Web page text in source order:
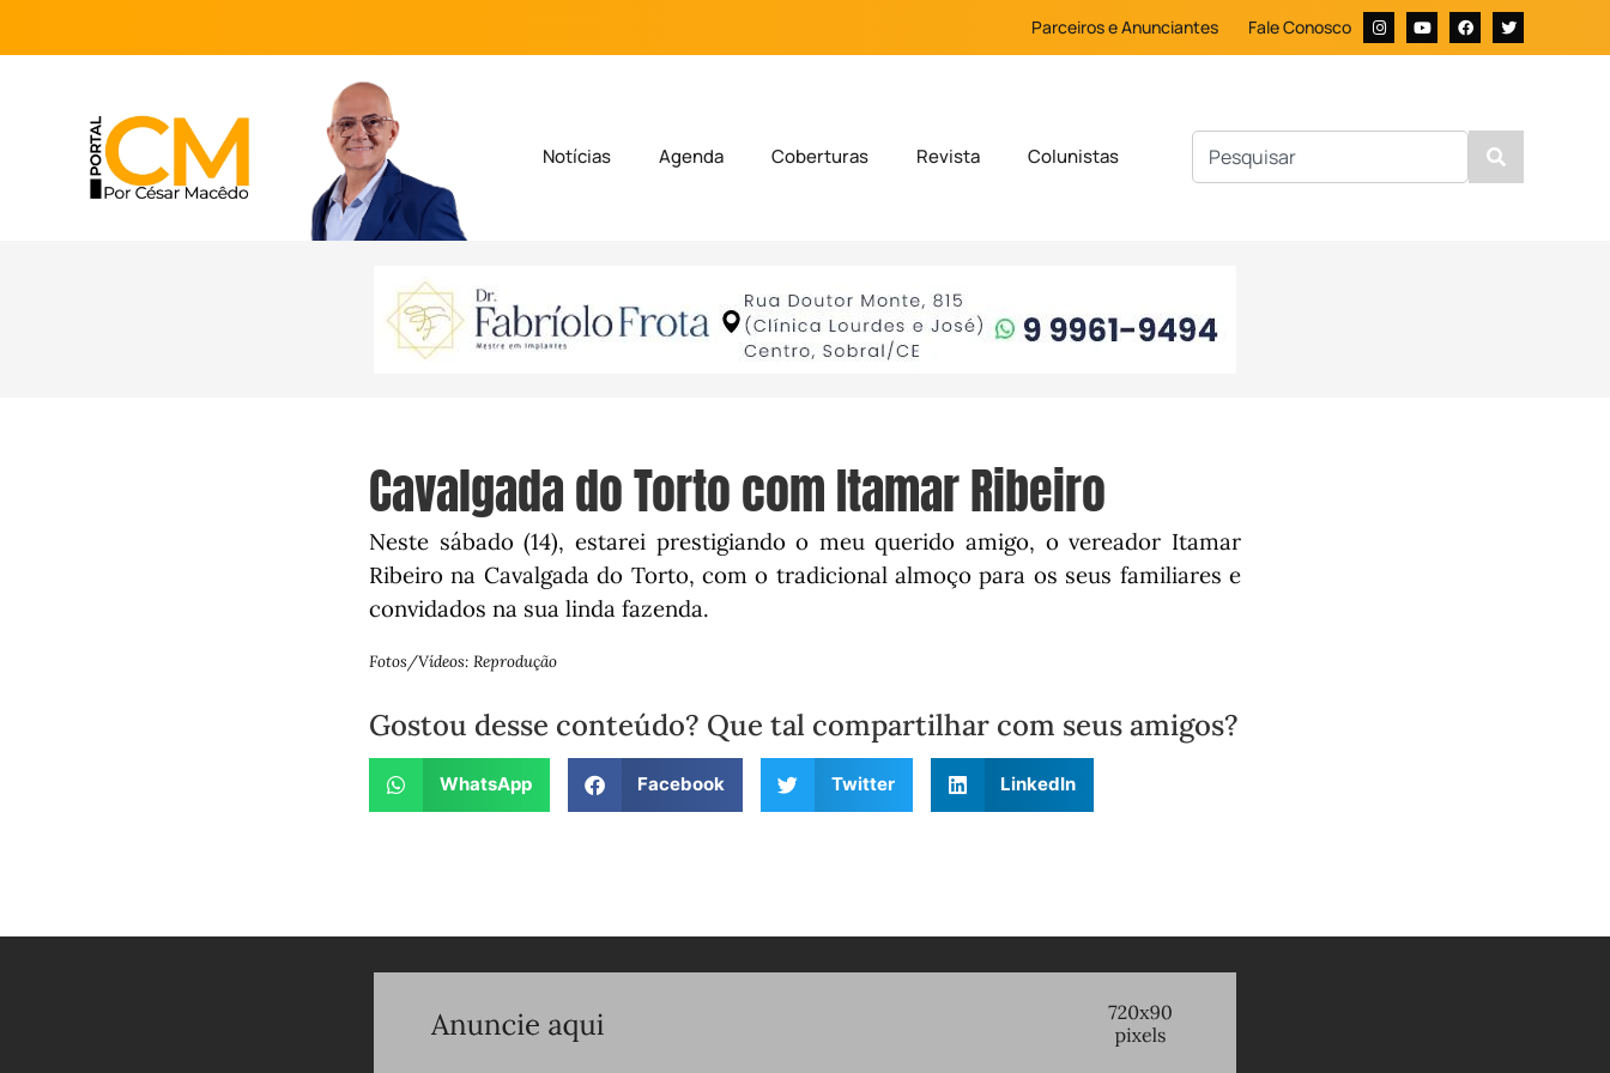
Parceiros e Anunciantes Fale Conosco
Notícias Agenda Coberturas Revista Colunistas
Cavalgada do Torto com Itamar Ribeiro
Neste sábado (14), estarei prestigiando o meu querido amigo, o vereador Itamar
Ribeiro na Cavalgada do Torto, com o tradicional almoço para os seus familiares e
convidados na sua linda fazenda.
Fotos/Vídeos: Reprodução
Gostou desse conteúdo? Que tal compartilhar com seus amigos?
WhatsApp Facebook Twitter LinkedIn